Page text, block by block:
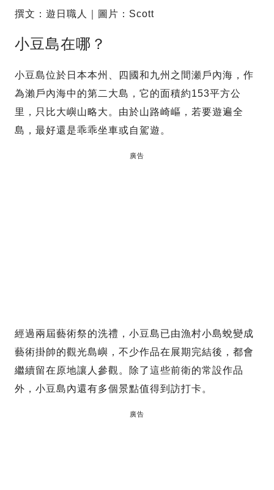
撰文：遊日職人｜圖片：Scott
小豆島在哪？
小豆島位於日本本州、四國和九州之間瀬戶內海，作
為瀨戶內海中的第二大島，它的面積約153平方公
里，只比大嶼山略大。由於山路崎嶇，若要遊遍全
島，最好還是乖乖坐車或自駕遊。
廣告
經過兩屆藝術祭的洗禮，小豆島已由漁村小島蛻變成
藝術掛帥的觀光島嶼，不少作品在展期完結後，都會
繼續留在原地讓人參觀。除了這些前衛的常設作品
外，小豆島內還有多個景點值得到訪打卡。
廣告